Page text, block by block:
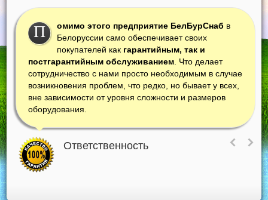
П омимо этого предприятие БелБурСнаб в
Белоруссии само обеспечивает своих
покупателей как гарантийным, так и
постгарантийным обслуживанием. Что делает
сотрудничество с нами просто необходимым в случае
возникновения проблем, что редко, но бывает у всех,
вне зависимости от уровня сложности и размеров
оборудования.
Ответственность